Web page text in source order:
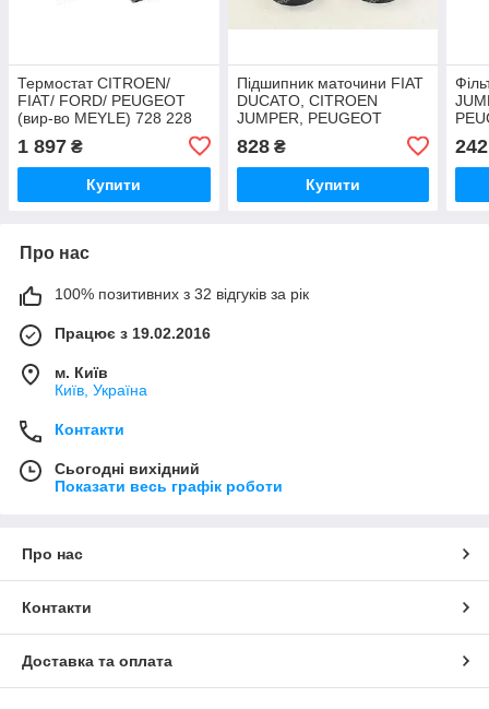
Термостат CITROEN/
FIAT/ FORD/ PEUGEOT
(вир-во MEYLE) 728 228
1 897 ₴
Купити
Підшипник маточини FIAT
DUCATO, CITROEN
JUMPER, PEUGEOT
(RIDER) RD.34154077
UA51
828₴
Купити
242
Про нас
100% позитивних з 32 відгуків за рік
Працює з 19.02.2016
м. Київ
Київ, Україна
Контакти
Сьогодні вихідний
Показати весь графік роботи
Про нас
Контакти
Доставка та оплата